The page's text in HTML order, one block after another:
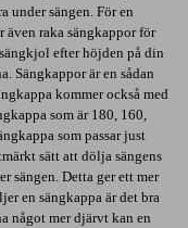
under sängen. För en
även raka sängkappor för
efter höjden på din
Sängkappor är en sådan
kommer också med
som är 180, 160,
som passar just
sätt att dölja sängens
sängen. Detta ger ett mer
en sängkappa är det bra
något mer djärvt kan en